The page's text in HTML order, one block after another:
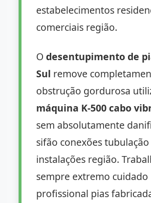
estabelecimentos
comerciais região.
O desentupimento de
Sul remove
obstrução gordurosa
máquina K-500 cabo
sem absolutamente
sifão conexões tubulação
instalações região.
sempre extremo cuidado
profissional pias